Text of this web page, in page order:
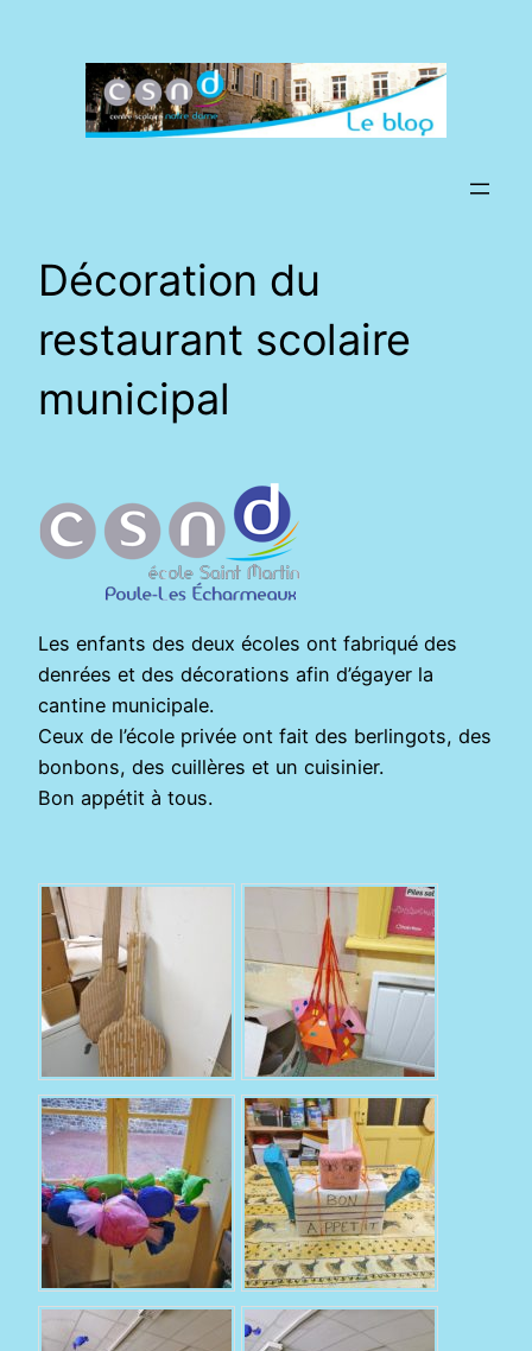
Décoration du
restaurant scolaire
municipal
Les enfants des deux écoles ont fabriqué des
denrées et des décorations afin d’égayer la
cantine municipale.
Ceux de l’école privée ont fait des berlingots, des
bonbons, des cuillères et un cuisinier.
Bon appétit à tous.